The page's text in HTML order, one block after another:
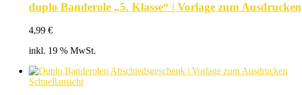
duplo Banderole „5. Klasse“ | Vorlage zum Ausdrucken
4,99 €
inkl. 19 % MwSt.
Schnellansicht